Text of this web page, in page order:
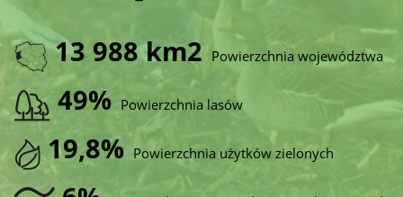
13 988 km2 Powierzchnia województwa
49% Powierzchnia lasów
19,8% Powierzchnia użytków zielonych